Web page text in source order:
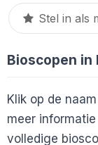
Stel in als
Bioscopen in
Klik op de
meer
volledige